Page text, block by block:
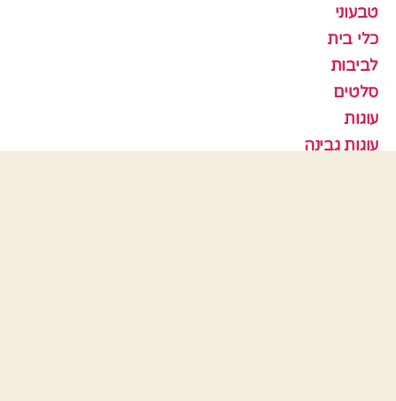
טבעוני
כלי בית
לביבות
סלטים
עוגות
עוגות גבינה